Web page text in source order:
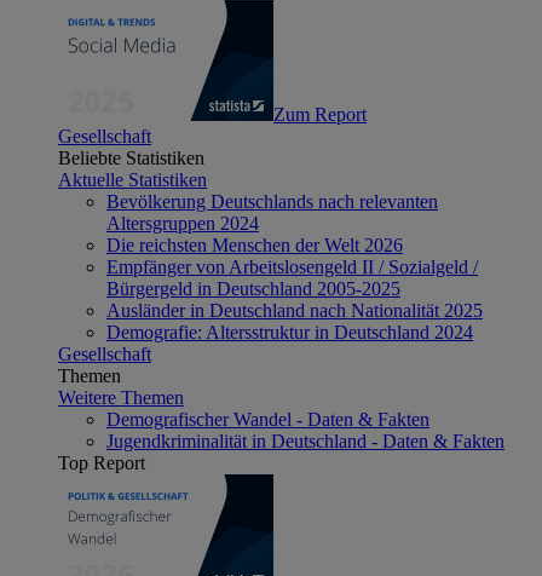
Zum Report
Gesellschaft
Beliebte Statistiken
Aktuelle Statistiken
Bevölkerung Deutschlands nach relevanten
Altersgruppen 2024
Die reichsten Menschen der Welt 2026
Empfänger von Arbeitslosengeld II / Sozialgeld /
Bürgergeld in Deutschland 2005-2025
Ausländer in Deutschland nach Nationalität 2025
Demografie: Altersstruktur in Deutschland 2024
Gesellschaft
Themen
Weitere Themen
Demografischer Wandel - Daten & Fakten
Jugendkriminalität in Deutschland - Daten & Fakten
Top Report